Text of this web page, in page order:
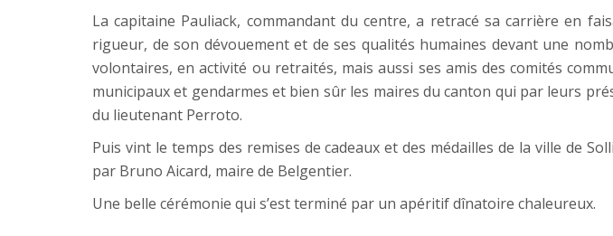
La capitaine Pauliack, commandant du centre, a retracé sa carrière en
rigueur, de son dévouement et de ses qualités humaines devant une
volontaires, en activité ou retraités, mais aussi ses amis des comités
municipaux et gendarmes et bien sûr les maires du canton qui par leurs
du lieutenant Perroto.
Puis vint le temps des remises de cadeaux et des médailles de la ville de
par Bruno Aicard, maire de Belgentier.
Une belle cérémonie qui s’est terminé par un apéritif dînatoire chaleureux.